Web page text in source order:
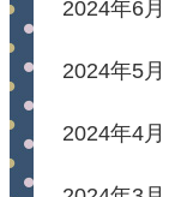
2024年6月
2024年5月
2024年4月